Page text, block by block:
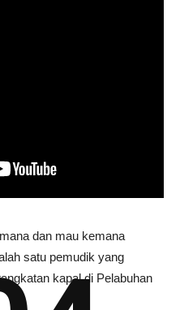
dan mau kemana
satu pemudik yang
kapal di Pelabuhan